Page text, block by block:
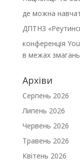
де можна
ДПТНЗ
конференція
в межах
Архіви
Серпень 2026
Липень 2026
Червень 2026
Травень 2026
Квітень 2026